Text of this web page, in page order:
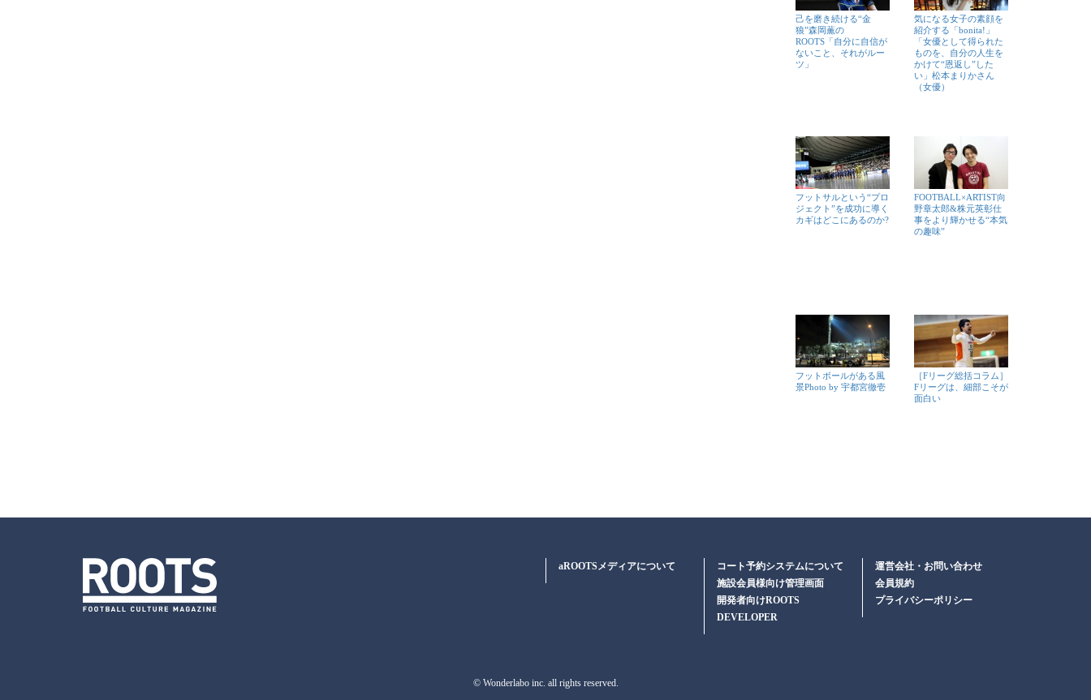
己を磨き続ける“金
狼”森岡薫の
ROOTS「自分に自信が
ないこと、それがルー
ツ」
気になる女子の素顔を
紹介する「bonita!」
「女優として得られた
ものを、自分の人生を
かけて“恩返し”した
い」松本まりかさん
（女優）
フットサルという“プロ
ジェクト”を成功に導く
カギはどこにあるのか?
FOOTBALL×ARTIST向
野章太郎&株元英彰仕
事をより輝かせる“本気
の趣味”
フットボールがある風
景Photo by 宇都宮徹壱
［Fリーグ総括コラム］
Fリーグは、細部こそが
面白い
aROOTSメディアについて
コート予約システムについて
施設会員様向け管理画面
開発者向けROOTS
DEVELOPER
運営会社・お問い合わせ
会員規約
プライバシーポリシー
© Wonderlabo inc. all rights reserved.